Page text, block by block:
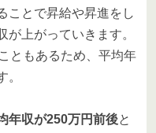
ことで昇給や昇進をし
上がっていきます。
ともあるため、平均年
。
年収が250万円前後と